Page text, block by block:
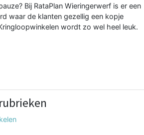
Bij RataPlan Wieringerwerf is er een
waar de klanten gezellig een kopje
wordt zo wel heel leuk.